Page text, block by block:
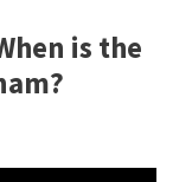
is the